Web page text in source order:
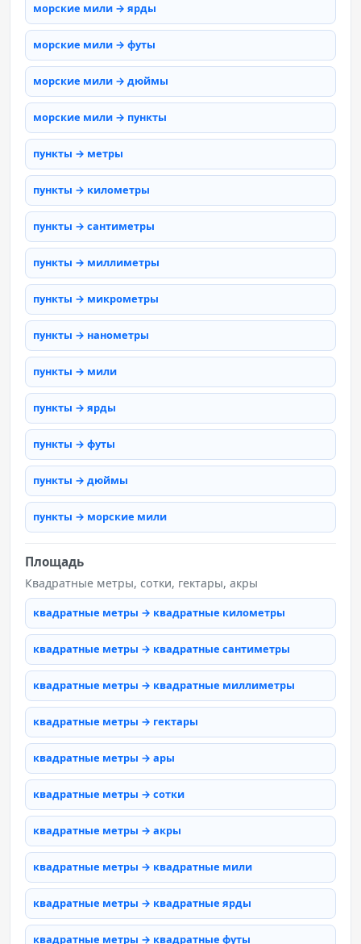
морские мили → ярды
морские мили → футы
морские мили → дюймы
морские мили → пункты
пункты → метры
пункты → километры
пункты → сантиметры
пункты → миллиметры
пункты → микрометры
пункты → нанометры
пункты → мили
пункты → ярды
пункты → футы
пункты → дюймы
пункты → морские мили
Площадь
Квадратные метры, сотки, гектары, акры
квадратные метры → квадратные километры
квадратные метры → квадратные сантиметры
квадратные метры → квадратные миллиметры
квадратные метры → гектары
квадратные метры → ары
квадратные метры → сотки
квадратные метры → акры
квадратные метры → квадратные мили
квадратные метры → квадратные ярды
квадратные метры → квадратные футы